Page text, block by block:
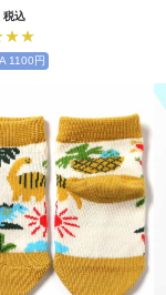
税込
1100円